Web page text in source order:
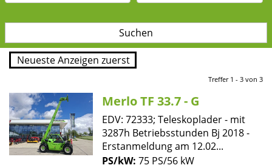
Treffer 1 - 3 von 3
Merlo TF 33.7 - G
EDV: 72333; Teleskoplader - mit
3287h Betriebsstunden Bj 2018 -
Erstanmeldung am 12.02...
PS/kW: 75 PS/56 kW